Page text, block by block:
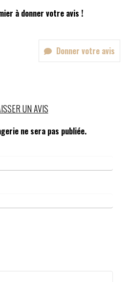
à donner votre avis !
Donner votre avis
UN AVIS
ne sera pas publiée.